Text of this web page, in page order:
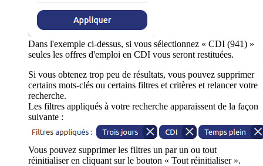
Dans l'exemple ci-dessus, si vous sélectionnez « CDI (941) »
seules les offres d'emploi en CDI vous seront restituées.
Si vous obtenez trop peu de résultats, vous pouvez supprimer
certains mots-clés ou certains filtres et critères et relancer votre
recherche.
Les filtres appliqués à votre recherche apparaissent de la façon
suivante :
Vous pouvez supprimer les filtres un par un ou tout
réinitialiser en cliquant sur le bouton « Tout réinitialiser ».